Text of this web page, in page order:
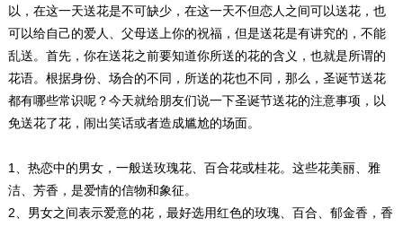
以，在这一天送花是不可缺少，在这一天不但恋人之间可以送花，也
可以给自己的爱人、父母送上你的祝福，但是送花是有讲究的，不能
乱送。首先，你在送花之前要知道你所送的花的含义，也就是所谓的
花语。根据身份、场合的不同，所送的花也不同，那么，圣诞节送花
都有哪些常识呢？今天就给朋友们说一下圣诞节送花的注意事项，以
免送花了花，闹出笑话或者造成尴尬的场面。
1、热恋中的男女，一般送玫瑰花、百合花或桂花。这些花美丽、雅
洁、芳香，是爱情的信物和象征。
2、男女之间表示爱意的花，最好选用红色的玫瑰、百合、郁金香，香